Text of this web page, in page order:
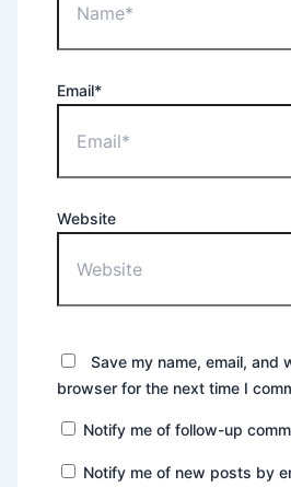
Email*
Website
Save my name, email, and
browser for the next time I
Notify me of follow-up
Notify me of new posts by